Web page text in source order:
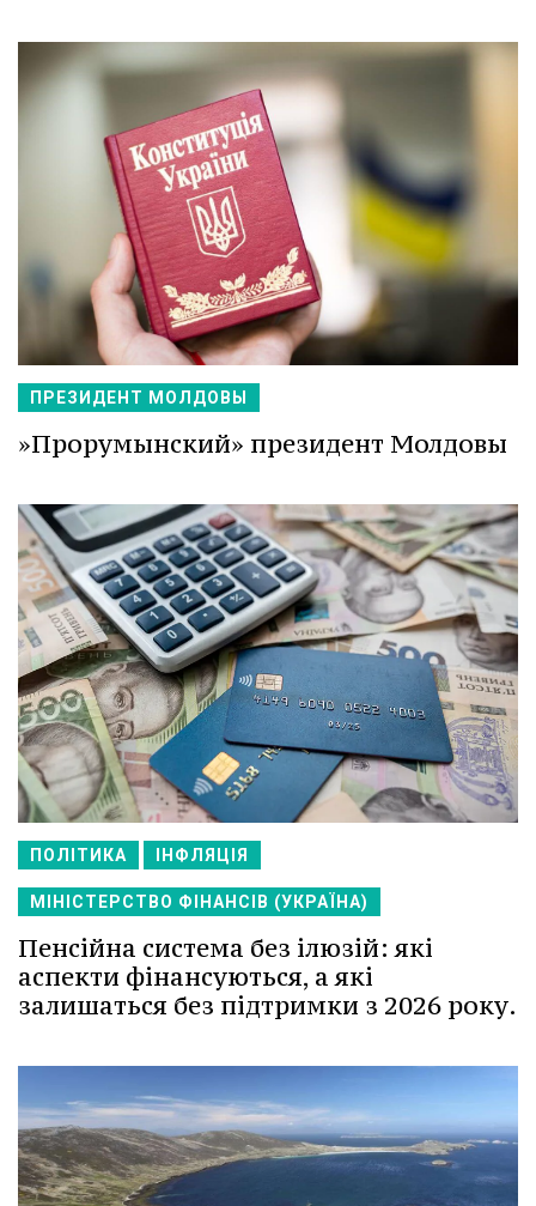
ПРЕЗИДЕНТ МОЛДОВЫ
»Прорумынский» президент Молдовы
ПОЛІТИКА ІНФЛЯЦІЯ
МІНІСТЕРСТВО ФІНАНСІВ (УКРАЇНА)
Пенсійна система без ілюзій: які
аспекти фінансуються, а які
залишаться без підтримки з 2026 року.